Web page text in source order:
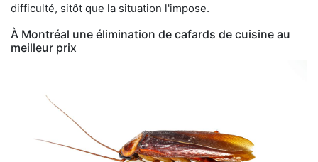
difficulté, sitôt que la situation l'impose.
À Montréal une élimination de cafards de cuisine au
meilleur prix